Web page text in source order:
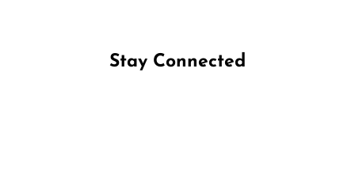
Stay Connected